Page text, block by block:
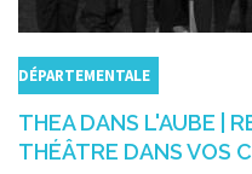
DÉPARTEMENTALE
THEA DANS L'AUBE |
THÉÂTRE DANS VOS